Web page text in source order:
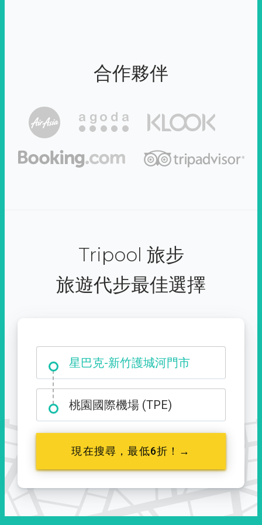
合作夥伴
Tripool 旅步
旅遊代步最佳選擇
大霸尖山登山口
桃園國際機場 (TPE)
現在搜尋，最低6折！→